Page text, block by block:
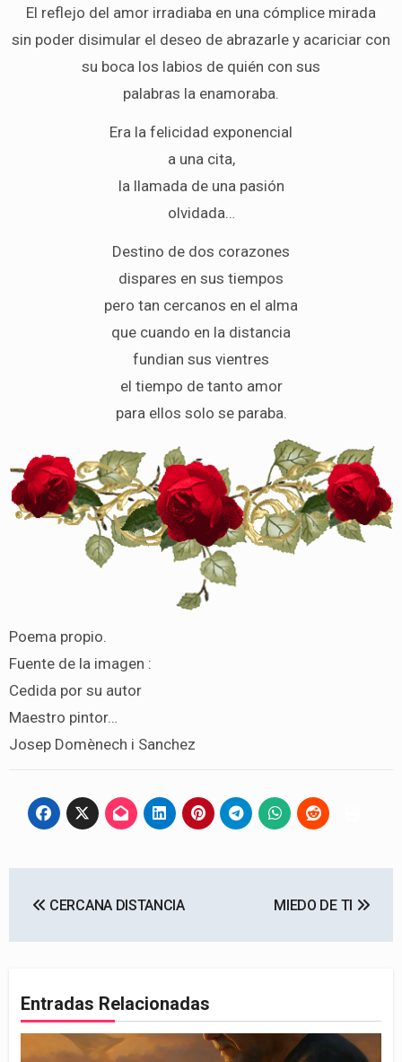
El reflejo del amor irradiaba en una cómplice mirada
sin poder disimular el deseo de abrazarle y acariciar con
su boca los labios de quién con sus
palabras la enamoraba.
Era la felicidad exponencial
a una cita,
la llamada de una pasión
olvidada…
Destino de dos corazones
dispares en sus tiempos
pero tan cercanos en el alma
que cuando en la distancia
fundian sus vientres
el tiempo de tanto amor
para ellos solo se paraba.
Poema propio.
Fuente de la imagen :
Cedida por su autor
Maestro pintor…
Josep Domènech i Sanchez
CERCANA DISTANCIA MIEDO DE TI
Entradas Relacionadas